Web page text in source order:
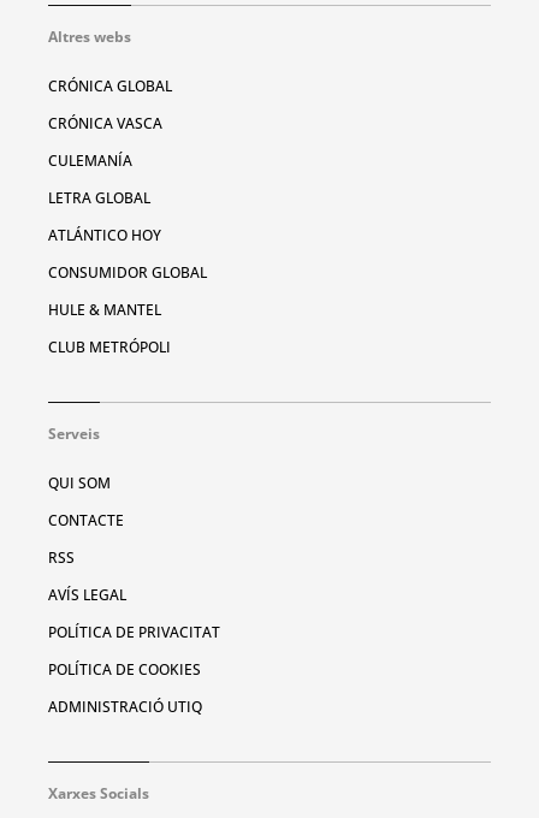
Altres webs
CRÓNICA GLOBAL
CRÓNICA VASCA
CULEMANÍA
LETRA GLOBAL
ATLÁNTICO HOY
CONSUMIDOR GLOBAL
HULE & MANTEL
CLUB METRÓPOLI
Serveis
QUI SOM
CONTACTE
RSS
AVÍS LEGAL
POLÍTICA DE PRIVACITAT
POLÍTICA DE COOKIES
ADMINISTRACIÓ UTIQ
Xarxes Socials